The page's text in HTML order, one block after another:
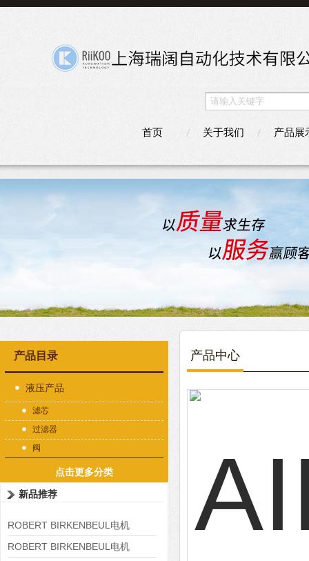
首页 关于我们 产品展
产品目录
液压产品
滤芯
过滤器
阀
点击更多分类
新品推荐
ROBERT BIRKENBEUL电机
8APE225M-4-IE3
ROBERT BIRKENBEUL电机
产品中心